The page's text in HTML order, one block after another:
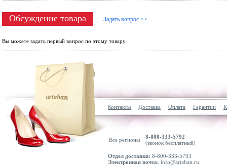
Обсуждение товара Задать вопрос >>
Вы можете задать первый вопрос по этому товару.
Контакты Доставка Оплата Гарантии
Все регионы
8-800-333-5792
(звонок бесплатный)
Отдел доставки: 8-800-333-5793
Электронная почта: info@artaban.ru